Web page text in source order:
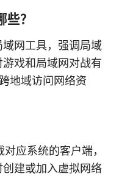
？
网工具，强调局域
戏和局域网对战有
地域访问网络资
应系统的客户端，
建或加入虚拟网络